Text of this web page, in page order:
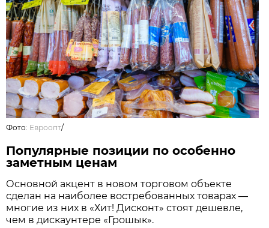
Фото: Евроопт/
Популярные позиции по особенно
заметным ценам
Основной акцент в новом торговом объекте
сделан на наиболее востребованных товарах —
многие из них в «Хит! Дисконт» стоят дешевле,
чем в дискаунтере «Грошык».